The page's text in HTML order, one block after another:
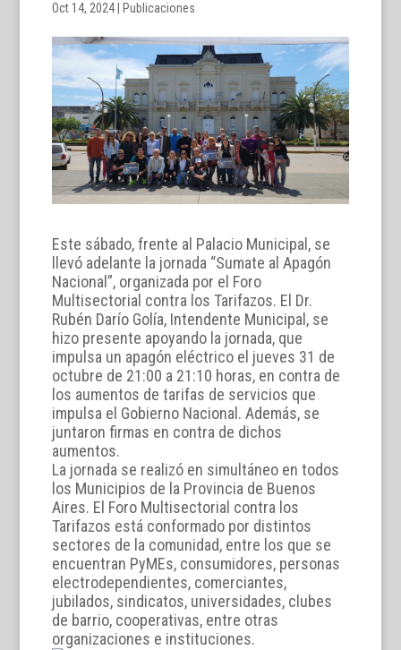
Oct 14, 2024| Publicaciones
Este sábado, frente al Palacio Municipal, se
llevó adelante la jornada “Sumate al Apagón
Nacional”, organizada por el Foro
Multisectorial contra los Tarifazos. El Dr.
Rubén Darío Golía, Intendente Municipal, se
hizo presente apoyando la jornada, que
impulsa un apagón eléctrico el jueves 31 de
octubre de 21:00 a 21:10 horas, en contra de
los aumentos de tarifas de servicios que
impulsa el Gobierno Nacional. Además, se
juntaron firmas en contra de dichos
aumentos.
La jornada se realizó en simultáneo en todos
los Municipios de la Provincia de Buenos
Aires. El Foro Multisectorial contra los
Tarifazos está conformado por distintos
sectores de la comunidad, entre los que se
encuentran PyMEs, consumidores, personas
electrodependientes, comerciantes,
jubilados, sindicatos, universidades, clubes
de barrio, cooperativas, entre otras
organizaciones e instituciones.